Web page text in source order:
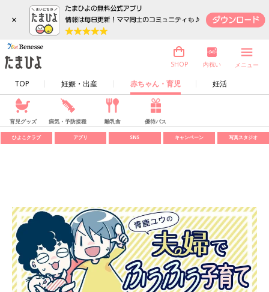
×
TOP 妊娠・出産 赤ちゃん・育児 妊活
SHOP 内祝い メニュー
育児グッズ 病気・予防接種 離乳食 優待パス
ひよこクラブ アプリ SNS キャンペーン 写真スタジオ